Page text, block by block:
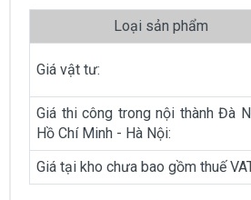
Loại sản phẩm
Giá vật tư:
Giá thi công trong nội thành Đà
Hồ Chí Minh - Hà Nội:
Giá tại kho chưa bao gồm thuế